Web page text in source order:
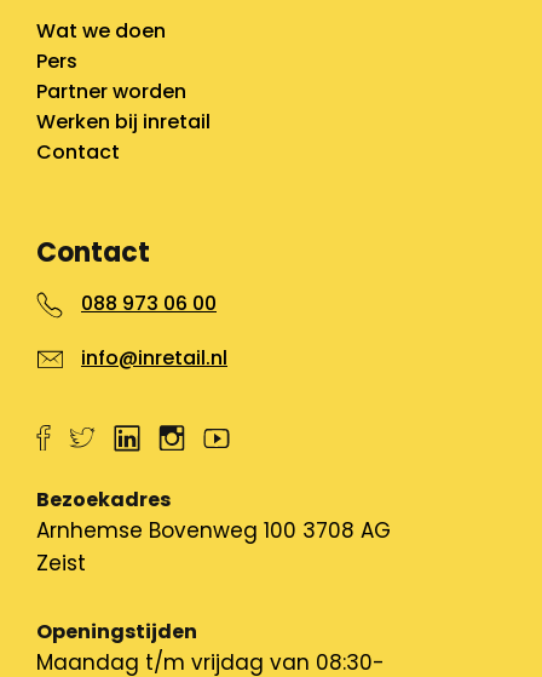
Wat we doen
Pers
Partner worden
Werken bij inretail
Contact
Contact
088 973 06 00
info@inretail.nl
Bezoekadres
Arnhemse Bovenweg 100 3708 AG
Zeist
Openingstijden
Maandag t/m vrijdag van 08:30-